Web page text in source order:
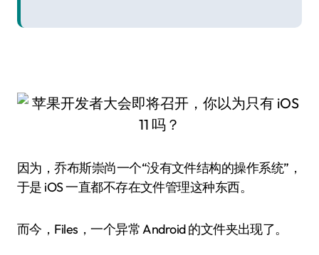
因为，乔布斯崇尚一个“没有文件结构的操作系统”，
于是 iOS 一直都不存在文件管理这种东西。
而今，Files，一个异常 Android 的文件夹出现了。